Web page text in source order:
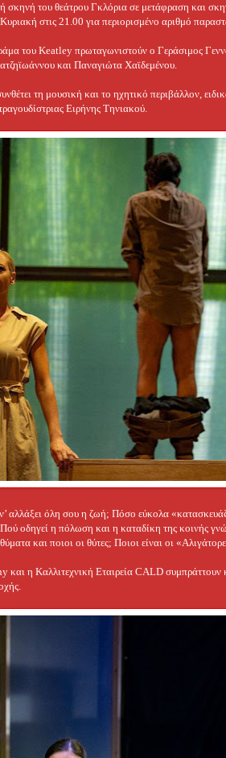
σκηνή του θεάτρου Γκλόρια σε μετάφραση και
στις 21.00 για περιορισμένο αριθμό
του Keatley πρωταγωνιστούν ο Γεράσιμος
και Παναγιώτα Χαϊδεμένου.
τη μουσική και το ηχητικό περιβάλλον,
Ειρήνης Τηνιακού.
αλλάξει όλη σου η ζωή; Πόσο εύκολα
οδηγεί η πόλωση και η καταδίκη της κοινής
και ποιοι οι θύτες; Ποιοι είναι οι
η Καλλιτεχνική Εταιρεία CALD συμπράττουν